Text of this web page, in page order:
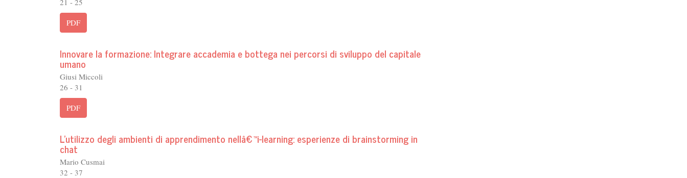
PDF
Innovare la formazione: Integrare accademia e bottega nei percorsi di sviluppo del capitale
umano
Giusi Miccoli
26 - 31
PDF
L'utilizzo degli ambienti di apprendimento nellâ€™i-learning: esperienze di brainstorming in
chat
Mario Cusmai
32 - 37